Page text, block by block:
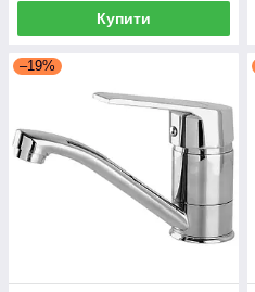
Купити
–19%